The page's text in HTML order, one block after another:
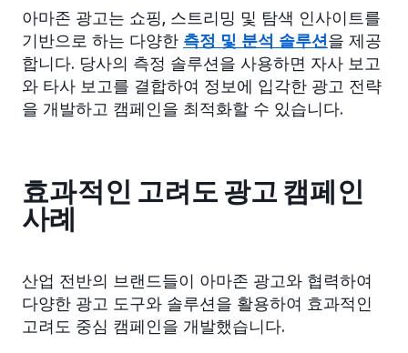
아마존 광고는 쇼핑, 스트리밍 및 탐색 인사이트를
기반으로 하는 다양한 측정 및 분석 솔루션을 제공
합니다. 당사의 측정 솔루션을 사용하면 자사 보고
와 타사 보고를 결합하여 정보에 입각한 광고 전략
을 개발하고 캠페인을 최적화할 수 있습니다.
효과적인 고려도 광고 캠페인
사례
산업 전반의 브랜드들이 아마존 광고와 협력하여
다양한 광고 도구와 솔루션을 활용하여 효과적인
고려도 중심 캠페인을 개발했습니다.